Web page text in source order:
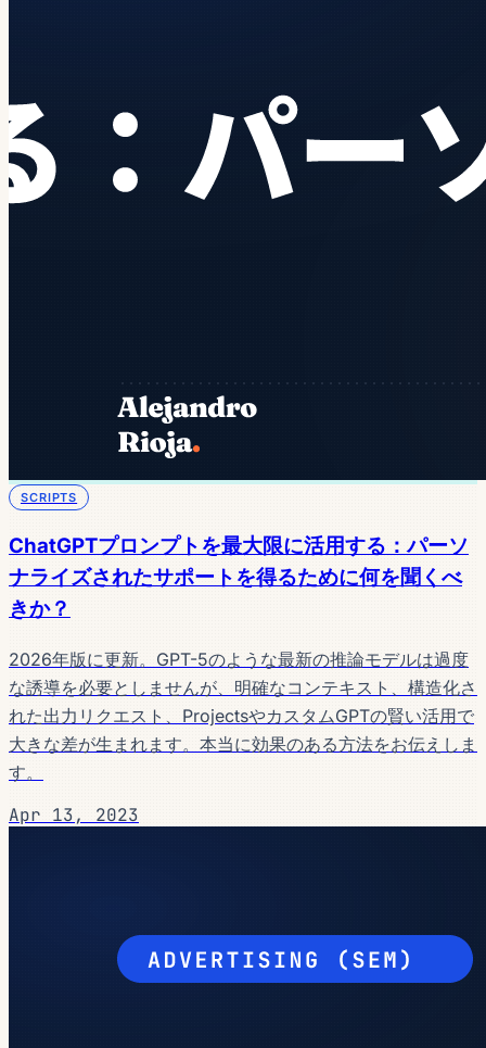
SCRIPTS
ChatGPTプロンプトを最大限に活用する：パーソ
ナライズされたサポートを得るために何を聞くべ
きか？
2026年版に更新。GPT-5のような最新の推論モデルは過度
な誘導を必要としませんが、明確なコンテキスト、構造化さ
れた出力リクエスト、ProjectsやカスタムGPTの賢い活用で
大きな差が生まれます。本当に効果のある方法をお伝えしま
す。
Apr 13, 2023